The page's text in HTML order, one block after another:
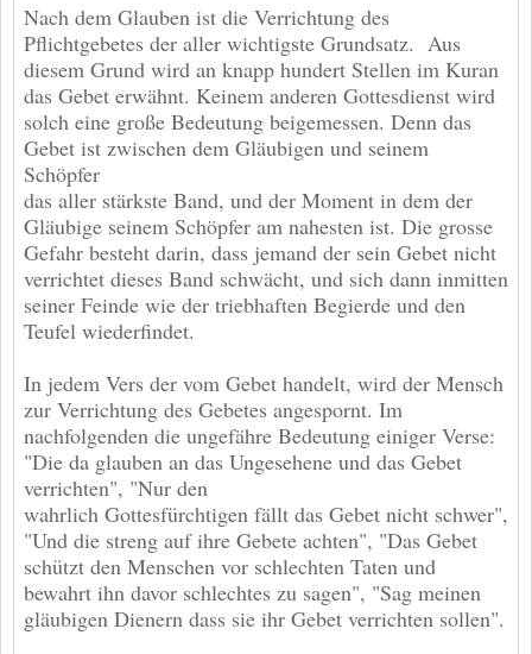
Nach dem Glauben ist die Verrichtung des
Pflichtgebetes der aller wichtigste Grundsatz. Aus
diesem Grund wird an knapp hundert Stellen im Kuran
das Gebet erwähnt. Keinem anderen Gottesdienst wird
solch eine große Bedeutung beigemessen. Denn das
Gebet ist zwischen dem Gläubigen und seinem
Schöpfer
das aller stärkste Band, und der Moment in dem der
Gläubige seinem Schöpfer am nahesten ist. Die grosse
Gefahr besteht darin, dass jemand der sein Gebet nicht
verrichtet dieses Band schwächt, und sich dann inmitten
seiner Feinde wie der triebhaften Begierde und den
Teufel wiederfindet.
In jedem Vers der vom Gebet handelt, wird der Mensch
zur Verrichtung des Gebetes angespornt. Im
nachfolgenden die ungefähre Bedeutung einiger Verse:
"Die da glauben an das Ungesehene und das Gebet
verrichten", "Nur den
wahrlich Gottesfürchtigen fällt das Gebet nicht schwer",
"Und die streng auf ihre Gebete achten", "Das Gebet
schützt den Menschen vor schlechten Taten und
bewahrt ihn davor schlechtes zu sagen", "Sag meinen
gläubigen Dienern dass sie ihr Gebet verrichten sollen".